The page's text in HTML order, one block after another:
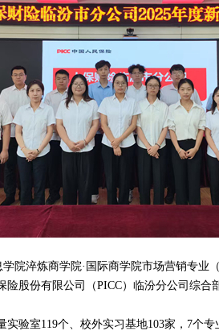
淬炼商学院·国际商学院市场营销专业
险股份有限公司（PICC）临汾分公司综合
验室119个、校外实习基地103家，7个专